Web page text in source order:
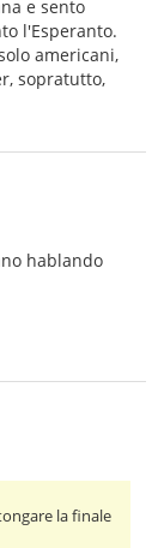
e sento
l'Esperanto.
americani,
sopratutto,
hablando
la finale